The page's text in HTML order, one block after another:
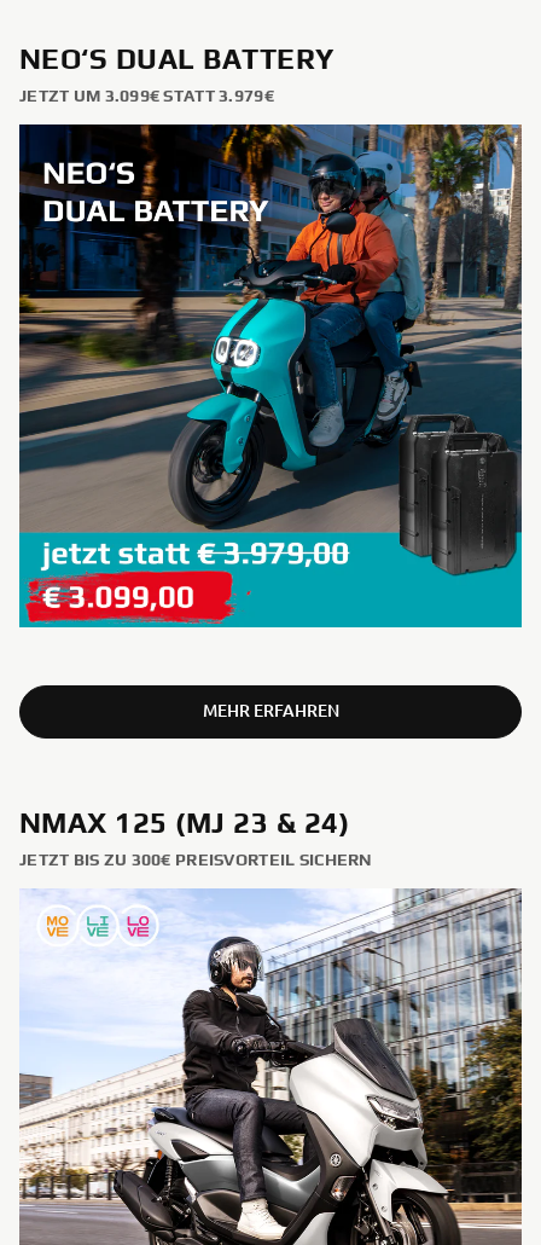
NEO‘S DUAL BATTERY
JETZT UM 3.099€ STATT 3.979€
MEHR ERFAHREN
NMAX 125 (MJ 23 & 24)
JETZT BIS ZU 300€ PREISVORTEIL SICHERN